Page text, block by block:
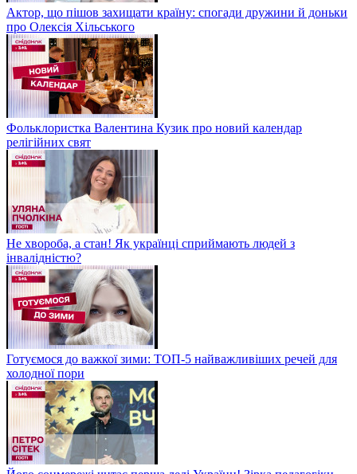
Актор, що пішов захищати країну: спогади дружини й доньки
про Олексія Хільського
Фольклористка Валентина Кузик про новий календар
релігійних свят
Не хвороба, а стан! Як українці сприймають людей з
інвалідністю?
Готуємося до важкої зими: ТОП-5 найважливіших речей для
холодної пори